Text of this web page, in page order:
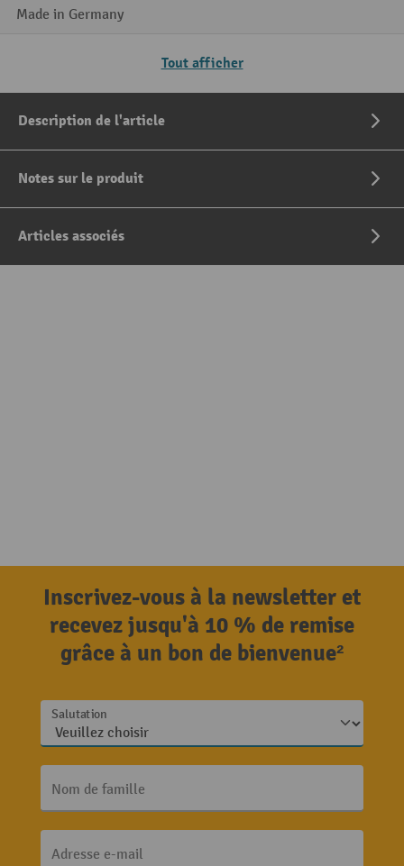
Made in Germany
Tout afficher
Description de l'article
Notes sur le produit
Articles associés
Inscrivez-vous à la newsletter et
recevez jusqu'à 10 % de remise
grâce à un bon de bienvenue²
Salutation
Nom de famille
Adresse e-mail